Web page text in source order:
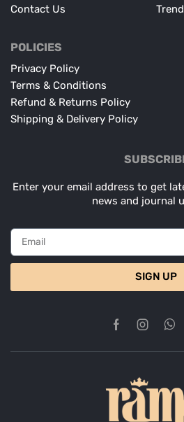
Contact Us
POLICIES
Privacy Policy
Terms & Conditions
Refund & Returns Policy
Shipping & Delivery Policy
Enter your email address to get
news and journal
SIGN UP